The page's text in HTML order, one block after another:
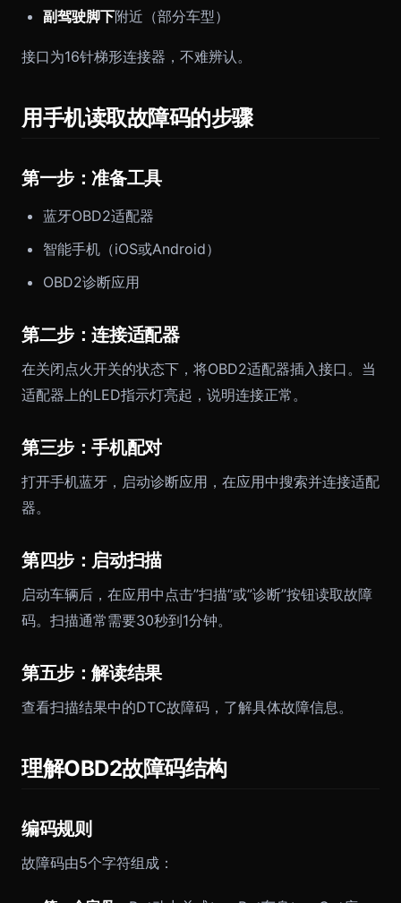
副驾驶脚下附近（部分车型）
接口为16针梯形连接器，不难辨认。
用手机读取故障码的步骤
第一步：准备工具
蓝牙OBD2适配器
智能手机（iOS或Android）
OBD2诊断应用
第二步：连接适配器
在关闭点火开关的状态下，将OBD2适配器插入接口。当
适配器上的LED指示灯亮起，说明连接正常。
第三步：手机配对
打开手机蓝牙，启动诊断应用，在应用中搜索并连接适配
器。
第四步：启动扫描
启动车辆后，在应用中点击”扫描”或”诊断”按钮读取故障
码。扫描通常需要30秒到1分钟。
第五步：解读结果
查看扫描结果中的DTC故障码，了解具体故障信息。
理解OBD2故障码结构
编码规则
故障码由5个字符组成：